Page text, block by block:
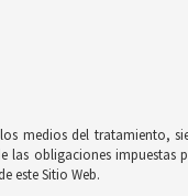
medios del tratamiento,
obligaciones impuestas
este Sitio Web.